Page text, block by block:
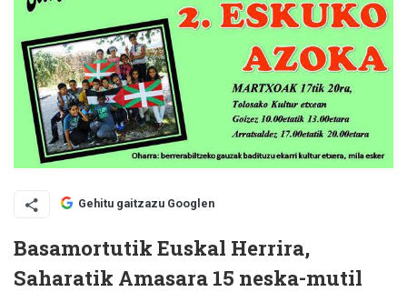
Gehitu gaitzazu Googlen
Basamortutik Euskal Herrira,
Saharatik Amasara 15 neska-mutil